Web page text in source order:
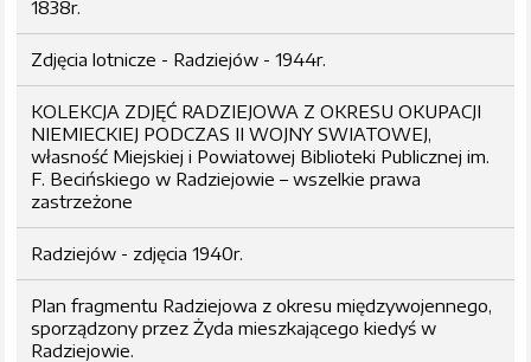
1838r.
Zdjęcia lotnicze - Radziejów - 1944r.
KOLEKCJA ZDJĘĆ RADZIEJOWA Z OKRESU OKUPACJI
NIEMIECKIEJ PODCZAS II WOJNY SWIATOWEJ,
własność Miejskiej i Powiatowej Biblioteki Publicznej im.
F. Becińskiego w Radziejowie – wszelkie prawa
zastrzeżone
Radziejów - zdjęcia 1940r.
Plan fragmentu Radziejowa z okresu międzywojennego,
sporządzony przez Żyda mieszkającego kiedyś w
Radziejowie.